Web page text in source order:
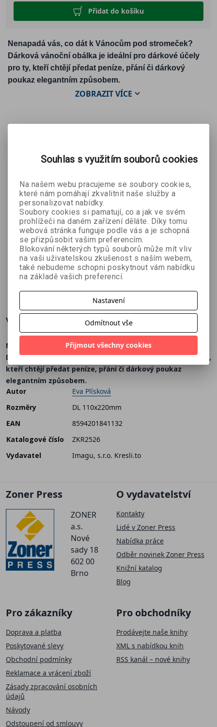
Přidat do košíku
Nenapadá vás, co dát k Vánocům pod stromeček?
Dárková vánoční obálka je ideální pro dárkové účely
pro ty, kteří chtějí předat peníze, přání či dárkový
poukaz elegantním způsobem.
ZOBRAZITVÍCE
Obálka
vánoční -
dřevěný
motiv
Eva Plísková
Vánoční
obálka -
šedá se
svíčkou
Vánoční
obálka -
modrá s
baňkami
Více o knize
Nenapadá vás, co dát k Vánocům pod stromeček?
Dárková vánoční obálka je ideální pro dárkové účely pro ty,
kteří chtějí předat peníze, přání či dárkový poukaz
elegantním způsobem.
Autor
Eva Plísková
Rozměry
DL 110x220mm
EAN
8594201841132
Katalogové číslo
ZKR2526
Vydavatel
Imagu, s.r.o. Kresli.to
Zoner Press
ZONER
a.s.
Nové
sady 18
602 00
Brno
O vydavatelství
Kontakty
Lidé v Zoner Press
Nabídka práce
Odběr novinek Zoner Press
Knižní katalog
Blog
Pro zákazníky
Doprava a platba
Poskytované slevy
Obchodní podmínky
Reklamace a vrácení zboží
Zásady zpracování osobních
údajů
Návody
Odstoupení od smlouvy
Pro obchodníky
Prodávejte naše knihy
XML s nabídkou knih
RSS kanál – nové knihy
Souhlas s využitím souborů cookies
Na našem webu pracujeme se soubory cookies,
které nám pomáhají zkvalitnit naše služby a
personalizovat nabídky.
Soubory cookies si pamatují, co a jak ve svém
prohlížeči na daném zařízení děláte. Díky tomu
webová stránka funguje podle vás a je schopná
se přizpůsobit vašim preferencím.
Blokování některých typů souborů může mít vliv
na vaši uživatelskou zkušenost s naším webem,
také nebudeme schopni poskytnout vám nabídku
na základě vašich preferencí.
Nastavení
Odmítnout vše
Přijmout všechny cookies